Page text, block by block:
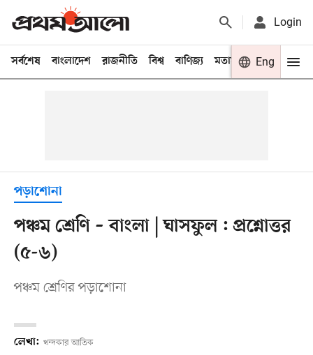
Login
সর্বশেষ বাংলাদেশ রাজনীতি বিশ্ব বাণিজ্য মতামত খেলা
Eng
পড়াশোনা
পঞ্চম শ্রেণি – বাংলা | ঘাসফুল : প্রশ্নোত্তর
(৫-৬)
পঞ্চম শ্রেণির পড়াশোনা
লেখা: খন্দকার আতিক